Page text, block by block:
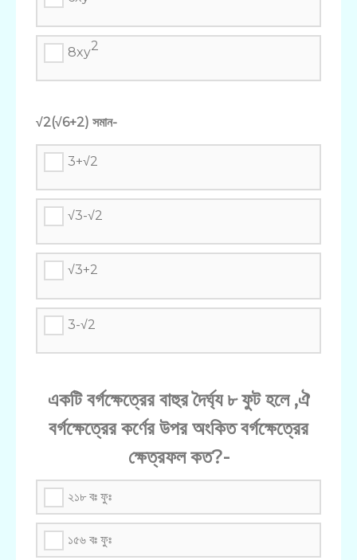
8xy2
√2(√6+2) সমান-
3+√2
√3-√2
√3+2
3-√2
একটি বর্গক্ষেত্রের বাহুর দৈর্ঘ্য ৮ ফুট হলে ,ঐ
বর্গক্ষেত্রের কর্ণের উপর অংকিত বর্গক্ষেত্রের
ক্ষেত্রফল কত?-
২১৮ বঃ ফুঃ
১৫৬ বঃ ফুঃ